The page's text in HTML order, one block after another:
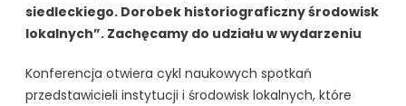
siedleckiego. Dorobek historiograficzny środowisk
lokalnych”. Zachęcamy do udziału w wydarzeniu
Konferencja otwiera cykl naukowych spotkań
przedstawicieli instytucji i środowisk lokalnych, które